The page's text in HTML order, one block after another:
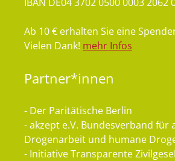
Ab 10 € erhalten Sie eine
Vielen Dank! mehr Infos
Partner*innen
- Der Paritätische Berlin
- akzept e.V. Bundesverband für
Drogenarbeit und humane
- Initiative Transparente